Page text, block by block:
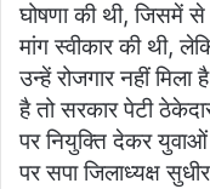
घोषणा की थी, जिसमें से
मांग स्वीकार की थी,
उन्हें रोजगार नहीं
है तो सरकार पेटी
पर नियुक्ति देकर
पर सपा जिलाध्यक्ष